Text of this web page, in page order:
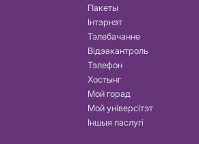
Пакеты
Інтэрнэт
Тэлебачанне
Відэакантроль
Тэлефон
Хостынг
Мой горад
Мой універсітэт
Іншыя паслугі